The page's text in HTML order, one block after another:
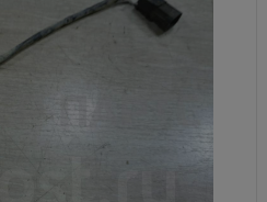
(лямбда зонд) для